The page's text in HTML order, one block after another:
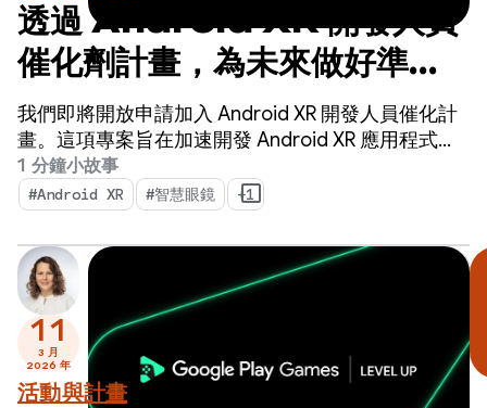
透過 Android XR 開發人員
催化劑計畫，為未來做好準
備。立即申請！
我們即將開放申請加入 Android XR 開發人員催化計
畫。這項專案旨在加速開發 Android XR 應用程式，
並在明年內推出。
1 分鐘小故事
#Android XR #智慧眼鏡 +1
11
3 月
2026 年
活動與計畫